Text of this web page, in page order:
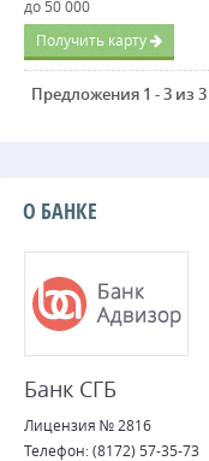
до 50 000
Получить карту
Предложения 1 - 3 из 3
О БАНКЕ
Банк СГБ
Лицензия № 2816
Телефон: (8172) 57-35-73